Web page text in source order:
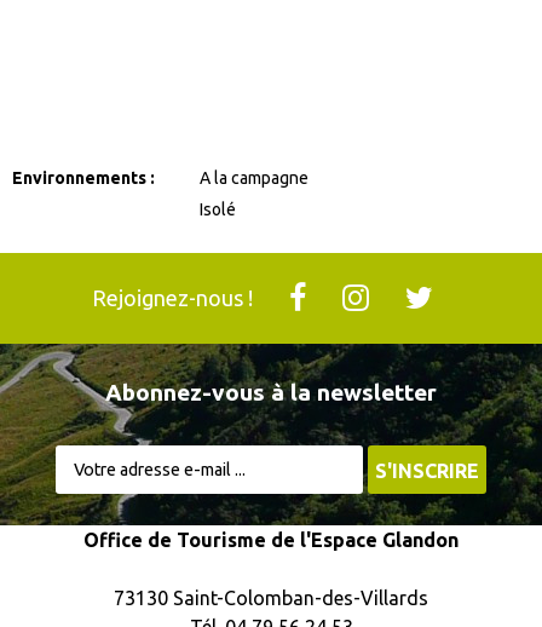
Environnements :
A la campagne
Isolé
Rejoignez-nous !
Abonnez-vous à la newsletter
Office de Tourisme de l'Espace Glandon
73130 Saint-Colomban-des-Villards